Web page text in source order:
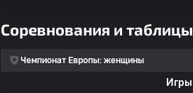
Соревнования и таблицы
Чемпионат Европы: женщины
Игры